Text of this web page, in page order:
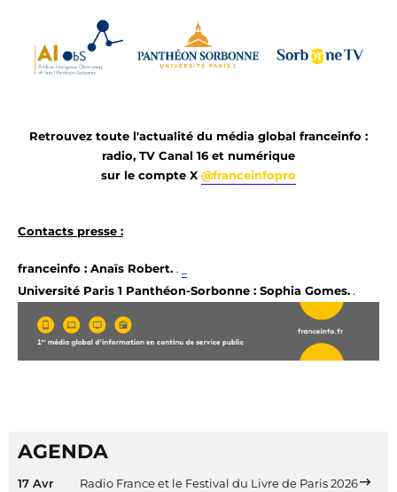
Retrouvez toute l'actualité du média global franceinfo :
radio, TV Canal 16 et numérique
sur le compte X @franceinfopro
Contacts presse :
franceinfo : Anaïs Robert. .
Université Paris 1 Panthéon-Sorbonne : Sophia Gomes..
AGENDA
17 Avr Radio France et le Festival du Livre de Paris 2026